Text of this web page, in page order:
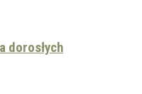
dorosłych